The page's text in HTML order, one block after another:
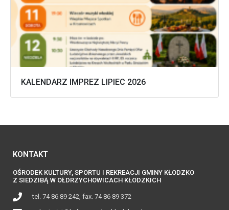
KALENDARZ IMPREZ LIPIEC 2026
KONTAKT
OŚRODEK KULTURY, SPORTU I REKREACJI GMINY KŁODZKO
Z SIEDZIBĄ W OŁDRZYCHOWICACH KŁODZKICH
tel. 74 86 89 242, fax. 74 86 89 372